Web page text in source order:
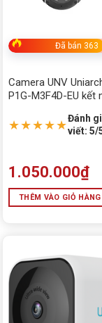
ĐIỆN
ALL IN ONE
BÀN PHÍM -
bếp
camera
Camera UNV
CARD MÀN
Đã bán 363
Camera UNV
P1G-M3F4D-EU kết
★★★★★Đánh
viết: 5/
1.050.000₫
THÊM VÀO GIỎ HÀNG